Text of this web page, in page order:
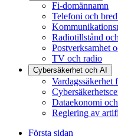
Fi-domännamn
Telefoni och
Radiotillstånd
Postverksamhet
TV och radio
Cybersäkerhet och AI
Vardagssäkerhet
Dataekonomi
Reglering av
Första sidan